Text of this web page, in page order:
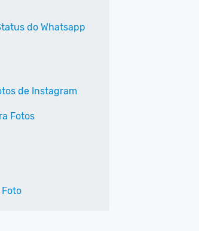
do Whatsapp
de Instagram
Fotos